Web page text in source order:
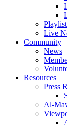
Live
Community
News
Resources
Press
Al-